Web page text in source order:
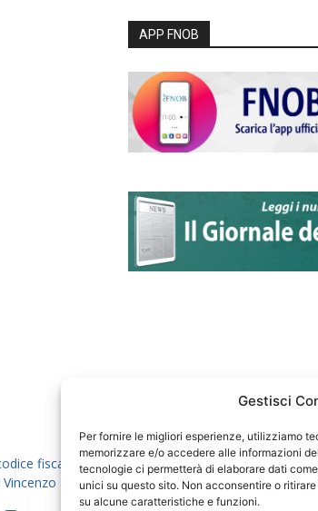
Gestisci
Per fornire le migliori esperienze, utilizziamo
memorizzare e/o accedere alle informazioni
tecnologie ci permetterà di elaborare dati
unici su questo sito. Non acconsentire o
su alcune caratteristiche e funzioni.
APP FNOB
fiscale 80069130583
D'Anna